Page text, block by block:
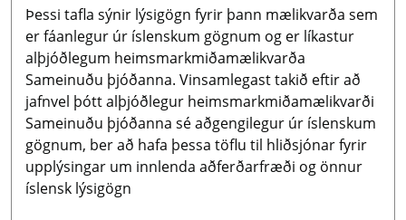
Þessi tafla sýnir lýsigögn fyrir þann mælikvarða sem
er fáanlegur úr íslenskum gögnum og er líkastur
alþjóðlegum heimsmarkmiðamælikvarða
Sameinuðu þjóðanna. Vinsamlegast takið eftir að
jafnvel þótt alþjóðlegur heimsmarkmiðamælikvarði
Sameinuðu þjóðanna sé aðgengilegur úr íslenskum
gögnum, ber að hafa þessa töflu til hliðsjónar fyrir
upplýsingar um innlenda aðferðarfræði og önnur
íslensk lýsigögn